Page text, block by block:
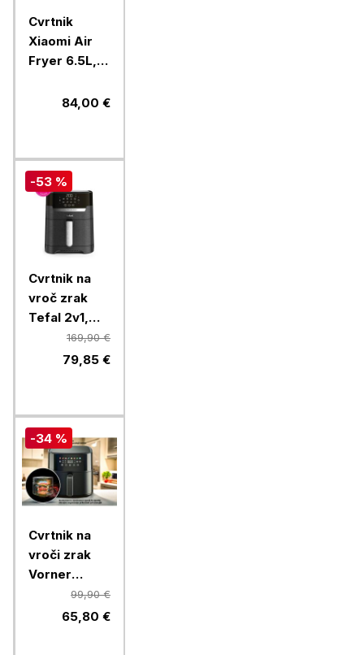
Cvrtnik
Xiaomi Air
Fryer 6.5L,
84,00 €
-53 %
Cvrtnik na
vroč zrak
Tefal 2v1,
EY505815,
169,90 €
79,85 €
-34 %
Cvrtnik na
vroči zrak
Vorner
VAFDH-
0663, 8 l,
99,90 €
65,80 €